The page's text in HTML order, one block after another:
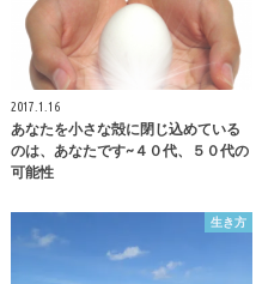
2017.1.16
あなたを小さな殻に閉じ込めている
のは、あなたです~４０代、５０代の
可能性
生き方